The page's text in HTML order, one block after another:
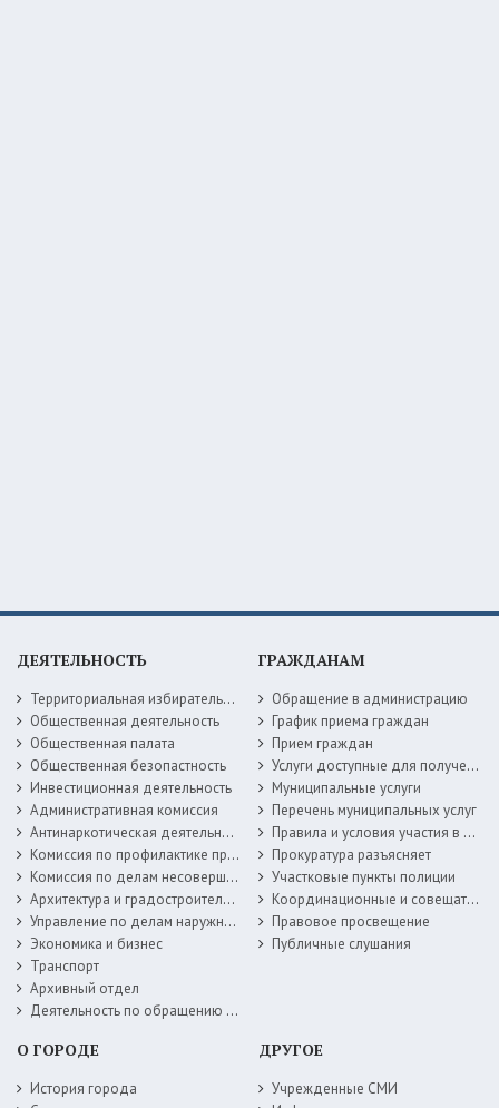
ДЕЯТЕЛЬНОСТЬ
Территориальная избирательная комиссия
Общественная деятельность
Общественная палата
Общественная безопастность
Инвестиционная деятельность
Административная комиссия
Антинаркотическая деятельность
Комиссия по профилактике правонарушений
Комиссия по делам несовершеннолетних
Архитектура и градостроительство
Управление по делам наружной рекламы
Экономика и бизнес
Транспорт
Архивный отдел
Деятельность по обращению с животными без владельцев
ГРАЖДАНАМ
Обращение в администрацию
График приема граждан
Прием граждан
Услуги доступные для получения в электронной форме
Муниципальные услуги
Перечень муниципальных услуг
Правила и условия участия в жилищных программах
Прокуратура разъясняет
Участковые пункты полиции
Координационные и совещательные органы
Правовое просвещение
Публичные слушания
О ГОРОДЕ
История города
ДРУГОЕ
Учрежденные СМИ